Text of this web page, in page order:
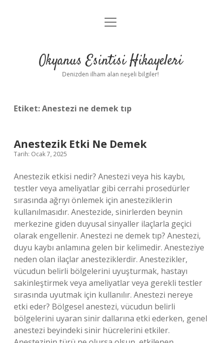
Anasayfa
Yasal Uyarı
menüyü
Okyanus Esintisi Hikayeleri
Denizden ilham alan neşeli bilgiler!
Etiket:Anestezi ne demek tıp
Anestezik Etki Ne Demek
Tarih: Ocak 7, 2025
Anestezik etkisi nedir? Anestezi veya his kaybı,
testler veya ameliyatlar gibi cerrahi prosedürler
sırasında ağrıyı önlemek için anesteziklerin
kullanılmasıdır. Anestezide, sinirlerden beynin
merkezine giden duyusal sinyaller ilaçlarla geçici
olarak engellenir. Anestezi ne demek tıp? Anestezi,
duyu kaybı anlamına gelen bir kelimedir. Anesteziye
neden olan ilaçlar anesteziklerdir. Anestezikler,
vücudun belirli bölgelerini uyuşturmak, hastayı
sakinleştirmek veya ameliyatlar veya gerekli testler
sırasında uyutmak için kullanılır. Anestezi nereye
etki eder? Bölgesel anestezi, vücudun belirli
bölgelerini uyaran sinir dallarına etki ederken, genel
anestezi beyindeki sinir hücrelerini etkiler.